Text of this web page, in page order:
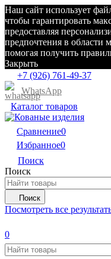
Наш сайт использует
чтобы гарантировать
предоставляя
предпочтения в области
помогая получить
Закрыть
+7 (926) 761-49-37
WhatsApp
Каталог товаров
Сравнение0
Избранное0
Поиск
Поиск
Поиск
Посмотреть все
0